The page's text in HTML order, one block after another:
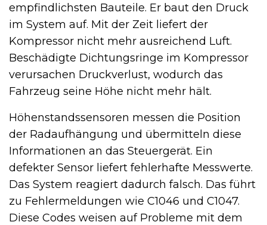
empfindlichsten Bauteile. Er baut den Druck
im System auf. Mit der Zeit liefert der
Kompressor nicht mehr ausreichend Luft.
Beschädigte Dichtungsringe im Kompressor
verursachen Druckverlust, wodurch das
Fahrzeug seine Höhe nicht mehr hält.
Höhenstandssensoren messen die Position
der Radaufhängung und übermitteln diese
Informationen an das Steuergerät. Ein
defekter Sensor liefert fehlerhafte Messwerte.
Das System reagiert dadurch falsch. Das führt
zu Fehlermeldungen wie C1046 und C1047.
Diese Codes weisen auf Probleme mit dem